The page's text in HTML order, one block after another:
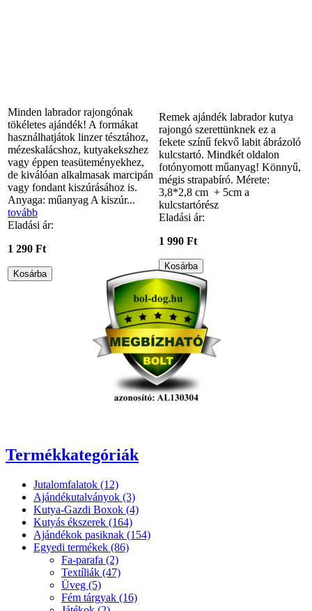
Minden labrador rajongónak
tökéletes ajándék! A formákat
használhatjátok linzer tésztához,
mézeskalácshoz, kutyakekszhez
vagy éppen teasüteményekhez,
de kiválóan alkalmasak marcipán
vagy fondant kiszúrásához is.
Anyaga: műanyag A kiszúr...
tovább
Eladási ár:
1 290 Ft
Remek ajándék labrador kutya
rajongó szerettünknek ez a
fekete színű fekvő labit ábrázoló
kulcstartó. Mindkét oldalon
fotónyomott műanyag! Könnyű,
mégis strapabíró. Mérete:
3,8*2,8 cm + 5cm a
kulcstartórész
Eladási ár:
1 990 Ft
Termékkategóriák
Jutalomfalatok (12)
Ajándékutalványok (3)
Kutya-Gazdi Boxok (4)
Kutyás ékszerek (164)
Ajándékok pasiknak (154)
Egyedi termékek (86)
Fa-parafa (2)
Textíliák (47)
Üveg (5)
Fém tárgyak (16)